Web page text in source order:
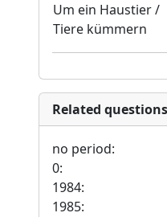
Um ein Haustier /
Tiere kümmern
Related questions
no period:
0:
1984:
1985: